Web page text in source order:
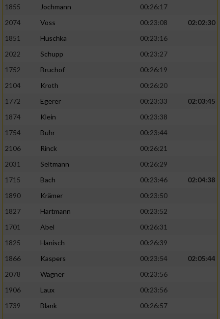
1855
Jochmann
00:26:17
2074
Voss 00:23:08
02:02:30
1851
Huschka
00:23:16
2022
Schupp
00:23:27
1752
Bruchof
00:26:19
2104
Kroth
00:26:20
1772
Egerer 00:23:33
02:03:45
1874
Klein
00:23:38
1754
Buhr
00:23:44
2106
Rinck
00:26:21
2031
Seltmann
00:26:29
1715
Bach 00:23:46
02:04:38
1890
Krämer
00:23:50
1827
Hartmann
00:23:52
1701
Abel
00:26:31
1825
Hanisch
00:26:39
1866
Kaspers 00:23:54
02:05:44
2078
Wagner
00:23:56
1906
Laux
00:23:56
1739
Blank
00:26:57